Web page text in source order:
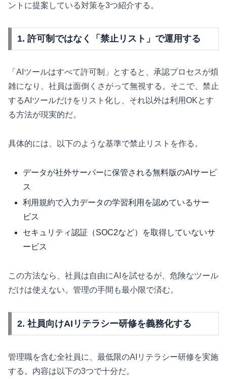
ントに提案している対策を3つ紹介する。
1. 許可制ではなく「禁止リスト」で運用する
「AIツールはすべて許可制」とすると、承認プロセスが煩
雑になり、社員は面倒くさがって無視する。そこで、禁止
するAIツールだけをリスト化し、それ以外は利用OKとす
る方法が現実的だ。
具体的には、以下のような基準で禁止リストを作る。
データが社外サーバーに保管される無料版のAIサービ
ス
利用規約で入力データの学習利用を認めているサー
ビス
セキュリティ認証（SOC2など）を取得していないサ
ービス
この方法なら、社員は自由にAIを試せるが、危険なツール
だけは使えない。管理の手間も最小限で済む。
2. 社員向けAIリテラシー研修を義務化する
管理職を含む全社員に、最低限のAIリテラシー研修を実施
する。内容は以下の3つで十分だ。